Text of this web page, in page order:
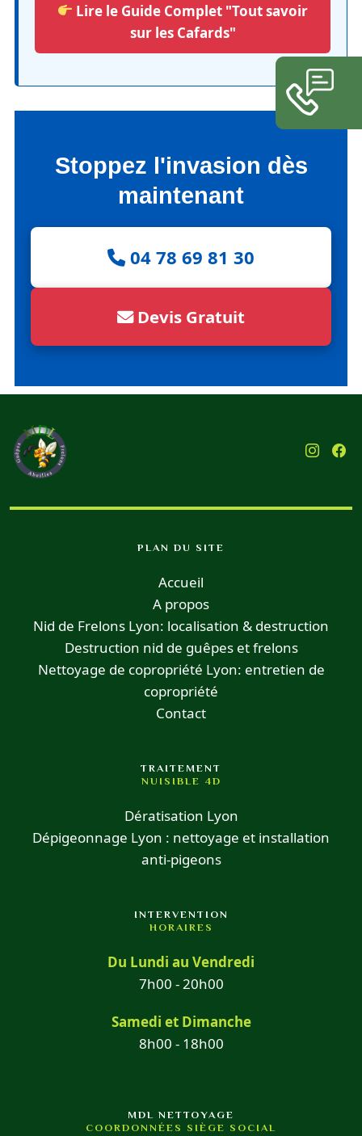
Lire le Guide Complet "Tout savoir
sur les Cafards"
Stoppez l'invasion dès
maintenant
04 78 69 81 30
Devis Gratuit
PLAN DU SITE
Accueil
A propos
Nid de Frelons Lyon: localisation & destruction
Destruction nid de guêpes et frelons
Nettoyage de copropriété Lyon: entretien de
copropriété
Contact
TRAITEMENT
NUISIBLE 4D
Dératisation Lyon
Dépigeonnage Lyon : nettoyage et installation
anti-pigeons
INTERVENTION
HORAIRES
Du Lundi au Vendredi
7h00 - 20h00
Samedi et Dimanche
8h00 - 18h00
MDL NETTOYAGE
COORDONNÉES SIÈGE SOCIAL